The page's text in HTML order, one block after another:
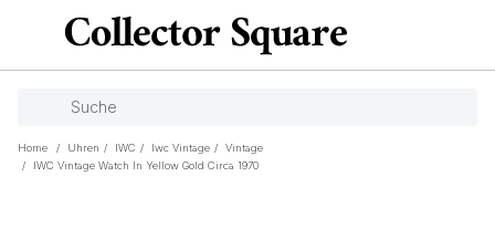
Home / Uhren / IWC / Iwc Vintage /
Vintage
/
IWC Vintage Watch In Yellow Gold Circa 1970